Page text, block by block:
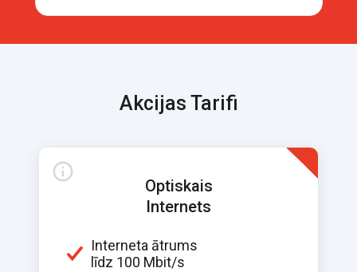
Akcijas Tarifi
Optiskais
Internets
Interneta ātrums
līdz 100 Mbit/s